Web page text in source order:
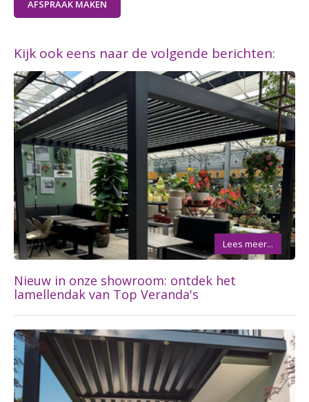
AFSPRAAK MAKEN
Kijk ook eens naar de volgende berichten:
Nieuw in onze showroom: ontdek het
lamellendak van Top Veranda's
Lees meer...